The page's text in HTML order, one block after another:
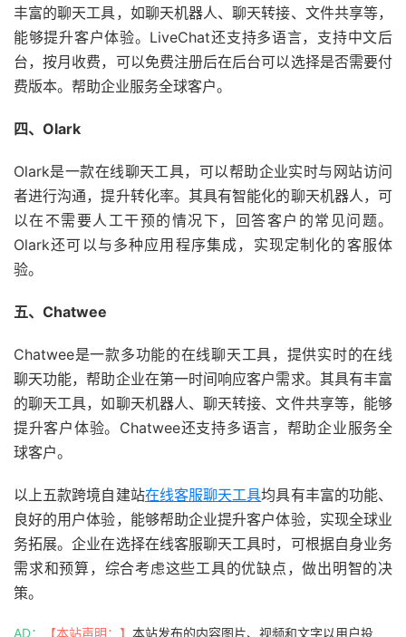
丰富的聊天工具，如聊天机器人、聊天转接、文件共享等，
能够提升客户体验。LiveChat还支持多语言，支持中文后
台，按月收费，可以免费注册后在后台可以选择是否需要付
费版本。帮助企业服务全球客户。
四、Olark
Olark是一款在线聊天工具，可以帮助企业实时与网站访问
者进行沟通，提升转化率。其具有智能化的聊天机器人，可
以在不需要人工干预的情况下，回答客户的常见问题。
Olark还可以与多种应用程序集成，实现定制化的客服体
验。
五、Chatwee
Chatwee是一款多功能的在线聊天工具，提供实时的在线
聊天功能，帮助企业在第一时间响应客户需求。其具有丰富
的聊天工具，如聊天机器人、聊天转接、文件共享等，能够
提升客户体验。Chatwee还支持多语言，帮助企业服务全
球客户。
以上五款跨境自建站在线客服聊天工具均具有丰富的功能、
良好的用户体验，能够帮助企业提升客户体验，实现全球业
务拓展。企业在选择在线客服聊天工具时，可根据自身业务
需求和预算，综合考虑这些工具的优缺点，做出明智的决
策。
AD： 【本站声明：】 本站发布的内容图片、视频和文字以用户投